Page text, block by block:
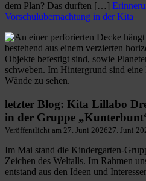
dem Plan? Das durften […]
Vorschulübernachtung in der Kita
letzter Blog: Kita Lillabo
in der Gruppe
Veröffentlicht am 27. Juni 202627. Juni
Im Mai stand die Kindergarten-
Zeichen des Weltalls. Im Rahmen
entstand aus den Ideen und